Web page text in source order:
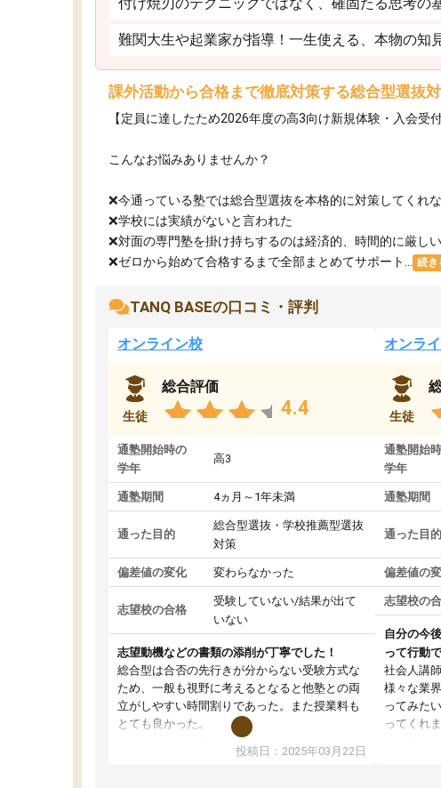
難関大生や起業家が指導！一生使える、本物の知
課外活動から合格まで徹底対策する総合型選抜
【定員に達したため2026年度の高3向け新規体験・入会受
こんなお悩みありませんか？
❌今通っている塾では総合型選抜を本格的に対策してくれ
❌学校には実績がないと言われた
❌対面の専門塾を掛け持ちするのは経済的、時間的に厳しい
❌ゼロから始めて合格するまで全部まとめてサポート...
続き
TANQ BASEの口コミ・評判
オンライン校
生徒
総合評価
4.4
通塾開始時の
学年
高3
通塾期間 4ヵ月～1年未満
通った目的
総合型選抜・学校推薦型選抜
対策
偏差値の変化 変わらなかった
志望校の合格
受験していない/結果が出て
いない
志望動機などの書類の添削が丁寧でした！
総合型は合否の先行きが分からない受験方式な
ため、一般も視野に考えるとなると他塾との両
立がしやすい時間割りであった。また授業料も
とても良かった。
総合型の多くの塾は大学生が見ることが多い
が、はたらく部総合型コースは大学生の目だけ
投稿日：2025年03月22日
オンラ
生徒
通塾開始
学年
通塾期間
通った目的
偏差値の
志望校の
自分の今
って行動
社会人講
様々な業
ってみた
ってくれ
味分野に
まで深ぼ